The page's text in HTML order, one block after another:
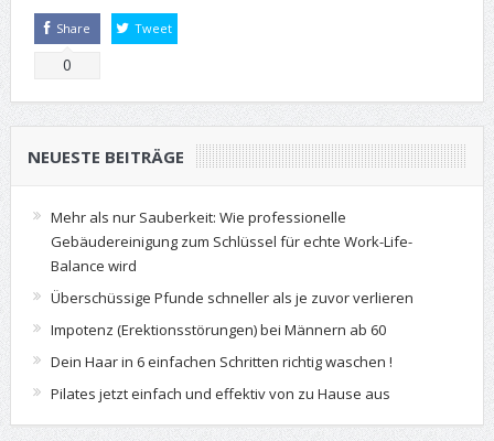
Share
0
Tweet
NEUESTE BEITRÄGE
Mehr als nur Sauberkeit: Wie professionelle
Gebäudereinigung zum Schlüssel für echte Work-Life-
Balance wird
Überschüssige Pfunde schneller als je zuvor verlieren
Impotenz (Erektionsstörungen) bei Männern ab 60
Dein Haar in 6 einfachen Schritten richtig waschen !
Pilates jetzt einfach und effektiv von zu Hause aus